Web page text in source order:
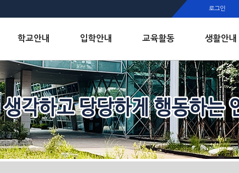
로그인
학교안내 입학안내 교육활동 생활안내